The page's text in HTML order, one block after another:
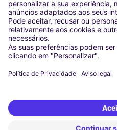
Berlin
Cologne
Dusseldorf
Frankfurt
Hamburg
Munich